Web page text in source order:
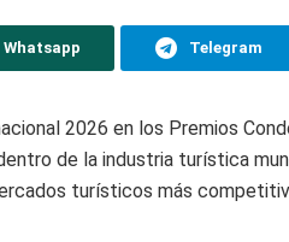
Whatsapp Telegram
2026 en los Premios
de la industria turística
turísticos más